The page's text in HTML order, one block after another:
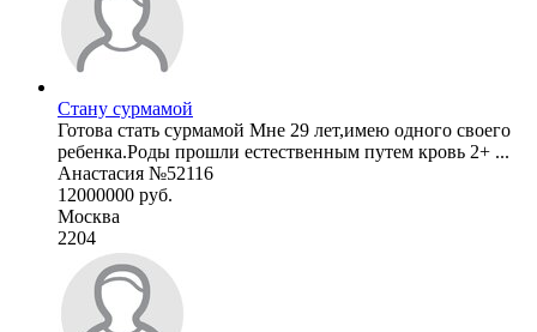
Стану сурмамой
Готова стать сурмамой Мне 29 лет,имею одного своего
ребенка.Роды прошли естественным путем кровь 2+ ...
Анастасия №52116
12000000 руб.
Москва
2204